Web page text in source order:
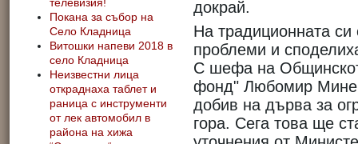
телевизия!
Покана за събор на
Село Кладница
Витошки напеви 2018 в
село Кладница
Неизвестни лица
откраднаха таблет и
раница с инструменти
от лек автомобил в
района на хижа
докрай.
На традиционната
проблеми и
С шефа на
фонд" Любомир
добив на дърва за
гора. Сега това ще